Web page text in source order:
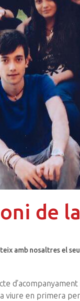
de
amb nosaltres el
viure en primera